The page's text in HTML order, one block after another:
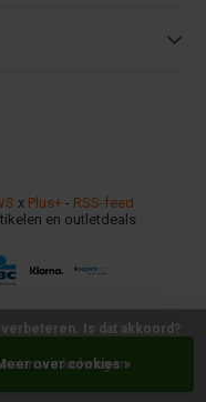
aan winkelwagen
x Plus+ - RSS-feed
en outletdeals
Is dat akkoord?
over cookies »